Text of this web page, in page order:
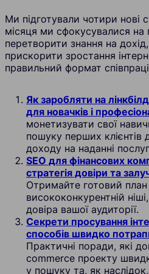
Ми підготували чотири нові
місяця ми сфокусувалися на
перетворити знання на
прискорити зростання
правильний формат
Як заробляти на
для новачків і
монетизувати свої
пошуку перших клієнтів
доходу на наданні
SEO для фінансових
стратегія довіри та
Отримайте готовий
висококонкурентній
довіра вашої аудиторії.
Секрети просування
способів швидко
Практичні поради, які
commerce проекту
у пошуку та, як